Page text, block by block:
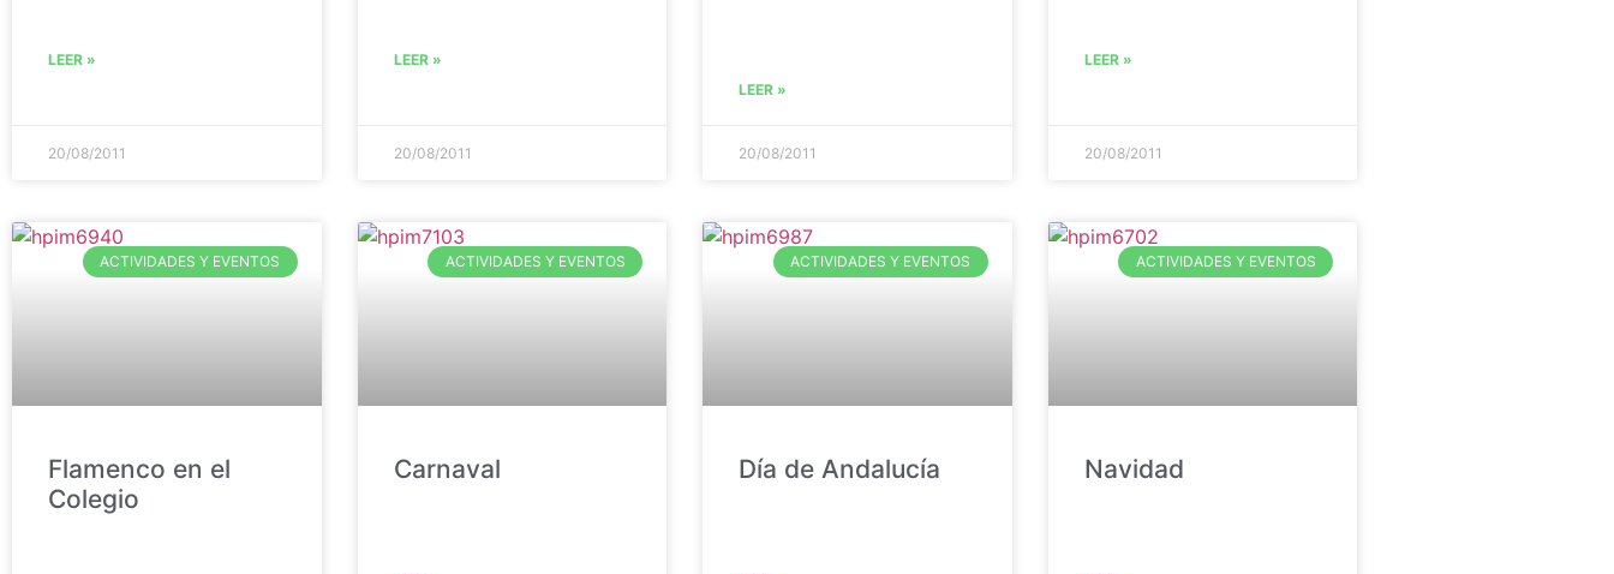
LEER »
20/08/2011
LEER »
20/08/2011
LEER »
20/08/2011
LEER »
20/08/2011
ACTIVIDADES Y EVENTOS
Flamenco en el
Colegio
ACTIVIDADES Y EVENTOS
Carnaval
ACTIVIDADES Y EVENTOS
Día de Andalucía
ACTIVIDADES Y EVENTOS
Navidad